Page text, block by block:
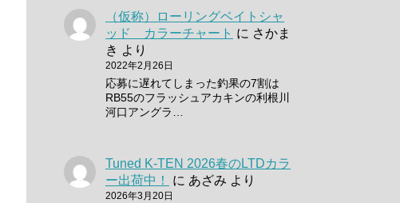
（仮称）ローリングベイトシャ
ッド カラーチャート に さかま
き より
2022年2月26日
応募に遅れてしまった釣果の7割は
RB55のフラッシュアカキンの利根川
河口アングラ…
Tuned K-TEN 2026春のLTDカラ
ー出荷中！
に あざみ より
2026年3月20日